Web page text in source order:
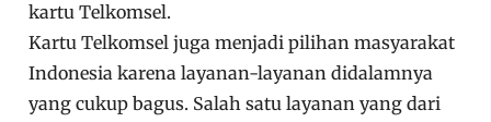
kartu Telkomsel.
Kartu Telkomsel juga menjadi pilihan masyarakat
Indonesia karena layanan-layanan didalamnya
yang cukup bagus. Salah satu layanan yang dari